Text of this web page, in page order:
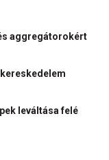
aggregátorokért
leváltása felé